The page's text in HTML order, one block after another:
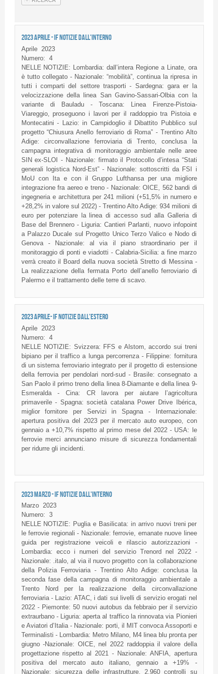
2023 APRILE - IF NOTIZIE DALL'INTERNO
Aprile 2023
Numero: 4
NELLE NOTIZIE: Lombardia: dall’intera Regione a Linate, ora
è tutto collegato - Nazionale: “mobilità”, continua la ripresa in
tutti i comparti del settore trasporti - Sardegna: gara er la
velocizzazione della linea San Gavino-Sassari-Olbia con la
variante di Bauladu - Toscana: Linea Firenze-Pistoia-
Viareggio, proseguono i lavori per il raddoppio tra Pistoia e
Montecatini - Lazio: in Campidoglio il Dibattito Pubblico sul
progetto “Chiusura Anello ferroviario di Roma” - Trentino Alto
Adige: circonvallazione ferroviaria di Trento, conclusa la
campagna integrativa di monitoraggio ambientale nelle aree
SIN ex-SLOI - Nazionale: firmato il Protocollo d’intesa “Stati
generali logistica Nord-Est” - Nazionale: sottoscritti da FSI i
MoU con Ita e con il Gruppo Lufthansa per una migliore
integrazione fra aereo e treno - Nazionale: OICE, 562 bandi di
ingegneria e architettura per 241 milioni (+51,5% in numero e
+28,2% in valore sul 2022) - Trentino Alto Adige: 934 milioni di
euro per potenziare la linea di accesso sud alla Galleria di
Base del Brennero - Liguria: Cantieri Parlanti, nuovo infopoint
a Palazzo Ducale sul Progetto Unico Terzo Valico e Nodo di
Genova - Nazionale: al via il piano straordinario per il
monitoraggio di ponti e viadotti - Calabria-Sicilia: a fine marzo
verrà creato il Board della nuova società Stretto di Messina -
La realizzazione della fermata Porto dell’anello ferroviario di
Palermo e il trattamento delle terre di scavo.
2023 APRILE- IF NOTIZIE DALL'ESTERO
Aprile
2023
Numero: 4
NELLE NOTIZIE: Svizzera: FFS e Alstom, accordo sui treni
bipiano per il traffico a lunga percorrenza - Filippine: fornitura
di un sistema ferroviario integrato per il progetto di estensione
della ferrovia per pendolari nord-sud - Brasile: consegnato a
San Paolo il primo treno della linea 8-Diamante e della linea 9-
Esmeralda - Cina: CR lavora per aiutare l’agricoltura
primaverile - Spagna: società catalana Power Drive Ibérica,
miglior fornitore per Servizi in Spagna - Internazionale:
apertura positiva del 2023 per il mercato auto europeo, con
gennaio a +10,7% rispetto al primo mese del 2022 - USA: le
ferrovie merci annunciano misure di sicurezza fondamentali
per ridurre gli incidenti.
2023 MARZO - IF NOTIZIE DALL'INTERNO
Marzo 2023
Numero: 3
NELLE NOTIZIE: Puglia e Basilicata: in arrivo nuovi treni per
le ferrovie regionali - Nazionale: ferrovie, emanate nuove linee
guida per registrazione veicoli e rilascio autorizzazioni -
Lombardia: ecco i numeri del servizio Trenord nel 2022 -
Nazionale: .italo, al via il nuovo progetto con la collaborazione
della Polizia Ferroviaria - Trentino Alto Adige: conclusa la
seconda fase della campagna di monitoraggio ambientale a
Trento Nord per la realizzazione della circonvallazione
ferroviaria - Lazio: ATAC, i dati sui livelli di servizio erogati nel
2022 - Piemonte: 50 nuovi autobus da febbraio per il servizio
extraurbano - Liguria: aperta al traffico la rinnovata via Pionieri
e Aviatori d’Italia - Nazionale: porti, il MIT convoca Assoporti e
Terminalisti - Lombardia: Metro Milano, M4 linea blu pronta per
giugno -Nazionale: OICE, nel 2022 raddoppia il valore della
progettazione rispetto al 2021 - Nazionale: ANFIA, apertura
positiva del mercato auto italiano, gennaio a +19% -
Nazionale: sicurezza delle infrastrutture, 2.960 controlli su